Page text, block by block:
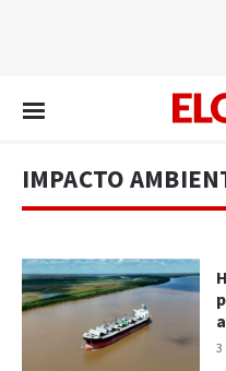
IMPACTO
3